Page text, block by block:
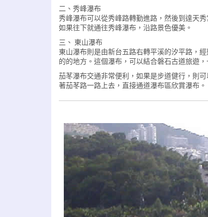
二、秀峰瀑布
秀峰瀑布可以從秀峰路轉勤進路，然後到達天
如果往下就通往秀峰瀑布，沿路景色優美。
三、 東山瀑布
東山瀑布則是由新台五路右轉平溪的汐平路，
的的地方。這個瀑布，可以結合磐石古道旅遊
茄苳瀑布交通非常便利，如果是步道健行，則
著茄苳路一路上去，直接通道瀑布區欣賞瀑布。